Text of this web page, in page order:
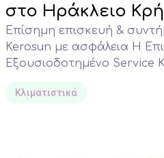
στο Ηράκλειο
Επίσημη επισκευή &
Kerosun με ασφάλεια Η
Εξουσιοδοτημένο Service
Κλιματιστικά